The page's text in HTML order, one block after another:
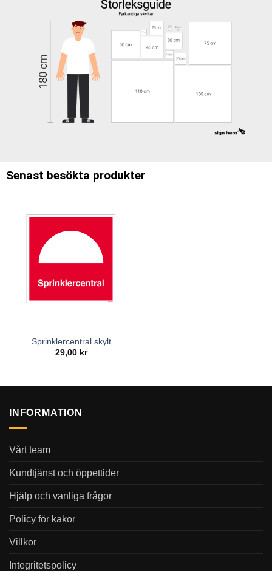
Senast besökta produkter
Sprinklercentral skylt
29,00 kr
INFORMATION
Vårt team
Kundtjänst och öppettider
Hjälp och vanliga frågor
Policy för kakor
Villkor
Integritetspolicy